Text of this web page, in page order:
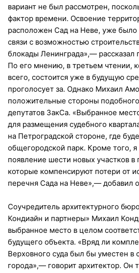
вариант не был рассмотрен,
фактор времени. Освоение
расположен Сад на Неве, уже было
связи с возможностью
блокады Ленинграда»,— рассказал
По его мнению, в третьем чтении,
всего, состоится уже в будущую
проголосует за. Однако Михаил
положительные стороны
депутатов ЗакСа. «Выбранное
для размещения судебного
на Петроградской стороне, где
общегородской парк. Кроме того,
появление шести новых участков
которые компенсируют потери от
перечня Сада на Неве»,— добавил
Соучредитель архитектурного
Кондиайн и партнеры» Михаил
выбранное место в целом
будущего объекта. «Вряд ли
Верховного суда был бы уместен в
города»,— говорит архитектор. Он